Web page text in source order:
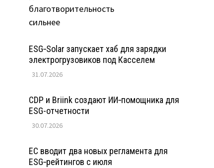
ESG‑Solar запускает хаб для зарядки
электрогрузовиков под Касселем
31.07.2026
CDP и Briink создают ИИ‑помощника для
ESG-отчетности
30.07.2026
ЕС вводит два новых регламента для
ESG‑рейтингов с июля